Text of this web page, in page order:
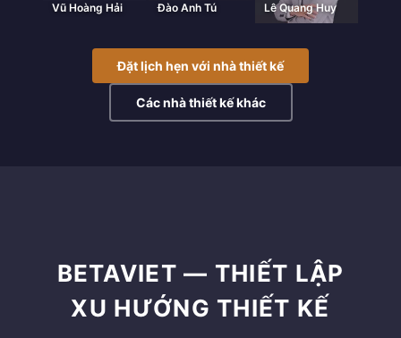
Vũ Hoàng Hải Đào Anh Tú Lê Quang Huy
Đặt lịch hẹn với nhà thiết kế
Các nhà thiết kế khác
BETAVIET — THIẾT LẬP
XU HƯỚNG THIẾT KẾ